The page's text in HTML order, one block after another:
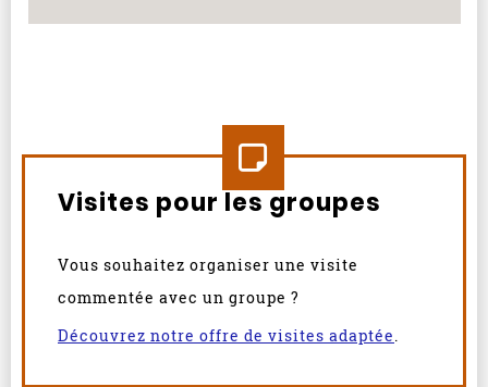
Visites pour les groupes
Vous souhaitez organiser une visite
commentée avec un groupe ?
Découvrez notre offre de visites adaptée.